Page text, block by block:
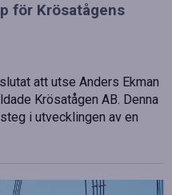
för Krösatågens
att utse Anders Ekman
Krösatågen AB. Denna
i utvecklingen av en